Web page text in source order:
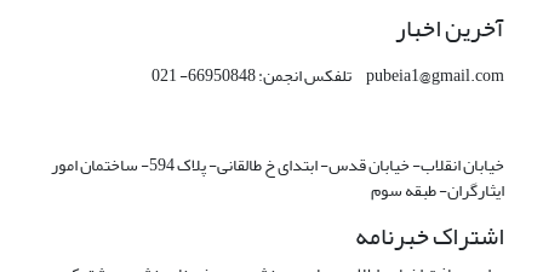
آخرین اخبار
pubeia1@gmail.com تلفکس انجمن: 66950848- 021
خیابان انقلاب- خیابان قدس- ابتدای خ طالقانی- پلاک 594- ساختمان امور
ایثارگران- طبقه سوم
اشتراک خبرنامه